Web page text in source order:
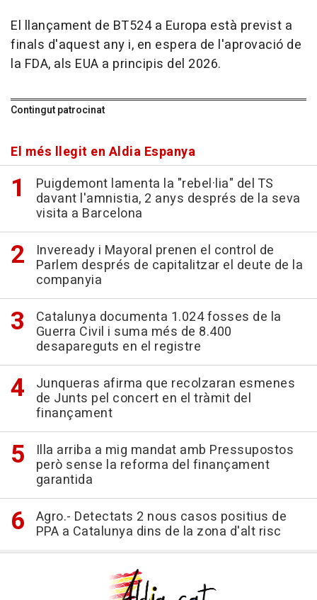
El llançament de BT524 a Europa està previst a
finals d'aquest any i, en espera de l'aprovació de
la FDA, als EUA a principis del 2026.
Contingut patrocinat
El més llegit en Aldia Espanya
Puigdemont lamenta la "rebel·lia" del TS
davant l'amnistia, 2 anys després de la seva
visita a Barcelona
Inveready i Mayoral prenen el control de
Parlem després de capitalitzar el deute de la
companyia
Catalunya documenta 1.024 fosses de la
Guerra Civil i suma més de 8.400
desapareguts en el registre
Junqueras afirma que recolzaran esmenes
de Junts pel concert en el tràmit del
finançament
Illa arriba a mig mandat amb Pressupostos
però sense la reforma del finançament
garantida
Agro.- Detectats 2 nous casos positius de
PPA a Catalunya dins de la zona d'alt risc